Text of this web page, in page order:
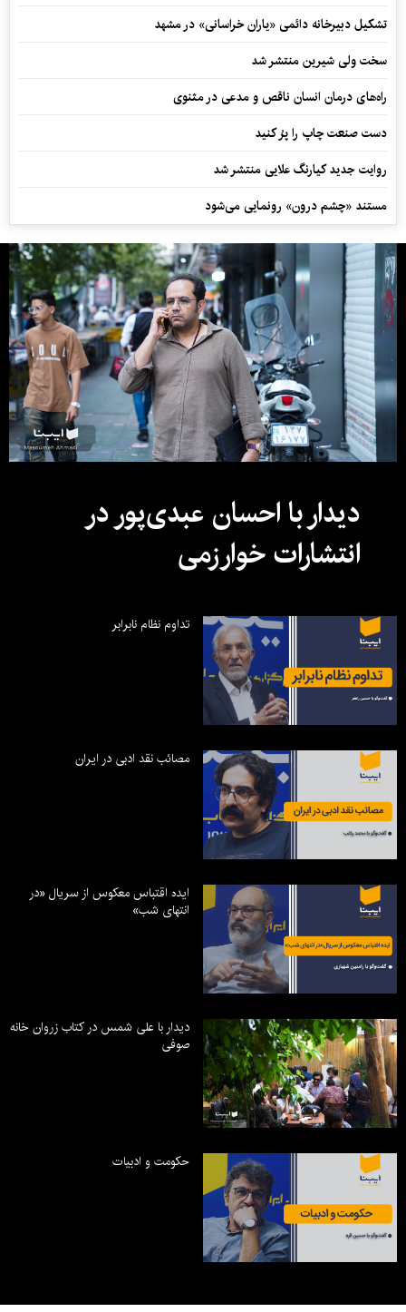
تشکیل دبیرخانه دائمی «یاران خراسانی» در مشهد
سخت ولی شیرین منتشر شد
راه‌های درمان انسان ناقص و مدعی در مثنوی
دست صنعت چاپ را پرُ کنید
روایت جدید کیارنگ علایی منتشر شد
مستند «چشم درون» رونمایی می‌شود
دیدار با احسان عبدی‌پور در
انتشارات خوارزمی
تداوم نظام نابرابر
مصائب نقد ادبی در ایران
ایده اقتباس معکوس از سریال «در
انتهای شب»
دیدار با علی شمس در کتاب زروان خانه
صوفی
حکومت و ادبیات